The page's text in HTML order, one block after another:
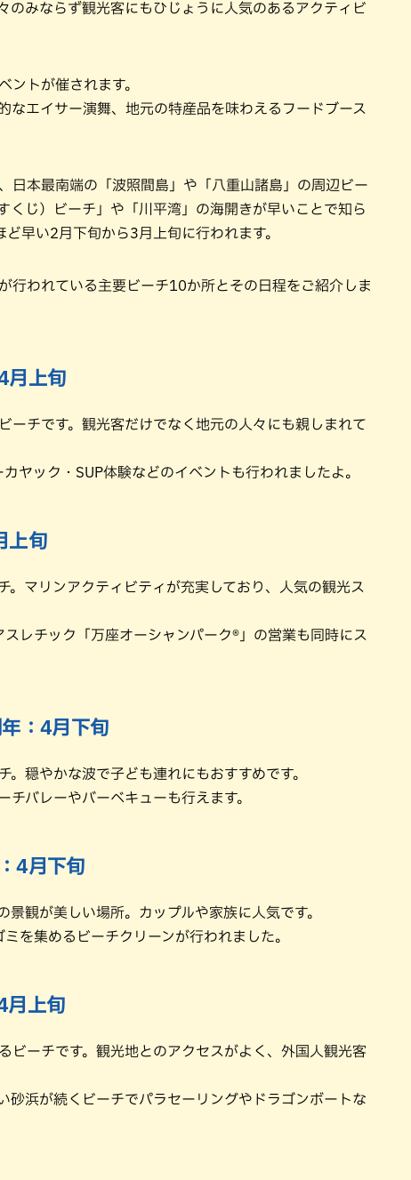
のみならず観光客にもひじょうに人気のあるアクティビ
ントが催されます。
なエイサー演舞、地元の特産品を味わえるフードブース
日本最南端の「波照間島」や「八重山諸島」の周辺ビー
くじ）ビーチ」や「川平湾」の海開きが早いことで知ら
早い2月下旬から3月上旬に行われます。
行われている主要ビーチ10か所とその日程をご紹介しま
月上旬
ーチです。観光客だけでなく地元の人々にも親しまれて
ヤック・SUP体験などのイベントも行われましたよ。
上旬
。マリンアクティビティが充実しており、人気の観光ス
レチック「万座オーシャンパーク®」の営業も同時にス
：4月下旬
穏やかな波で子ども連れにもおすすめです。
バレーやバーベキューも行えます。
4月下旬
観が美しい場所。カップルや家族に人気です。
を集めるビーチクリーンが行われました。
月上旬
ビーチです。観光地とのアクセスがよく、外国人観光客
浜が続くビーチでパラセーリングやドラゴンボートな